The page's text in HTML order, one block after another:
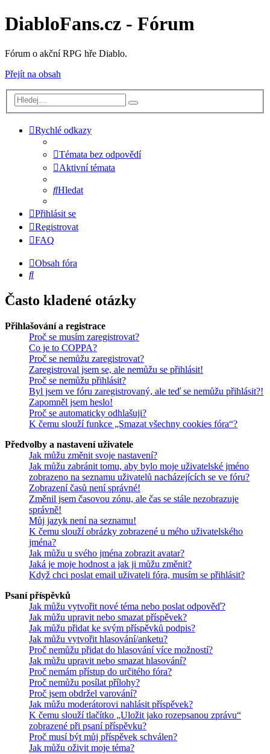
DiabloFans.cz - Fórum
Fórum o akční RPG hře Diablo.
Přejít na obsah
Rychlé odkazy
Témata bez odpovědí
Aktivní témata
Hledat
Přihlásit se
Registrovat
FAQ
Obsah fóra
Hledat
Často kladené otázky
Přihlašování a registrace
Proč se musím zaregistrovat?
Co je to COPPA?
Proč se nemůžu zaregistrovat?
Zaregistroval jsem se, ale nemůžu se přihlásit!
Proč se nemůžu přihlásit?
Byl jsem ve fóru zaregistrovaný, ale teď se nemůžu přihlásit?!
Zapomněl jsem heslo!
Proč se automaticky odhlašuji?
K čemu slouží funkce „Smazat všechny cookies fóra“?
Předvolby a nastavení uživatele
Jak můžu změnit svoje nastavení?
Jak můžu zabránit tomu, aby bylo moje uživatelské jméno
zobrazeno na seznamu uživatelů nacházejících se ve fóru?
Zobrazení časů není správné!
Změnil jsem časovou zónu, ale čas se stále nezobrazuje
správně!
Můj jazyk není na seznamu!
K čemu slouží obrázky zobrazené u mého uživatelského
jména?
Jak můžu u svého jména zobrazit avatar?
Jaká je moje hodnost a jak ji můžu změnit?
Když chci poslat email uživateli fóra, musím se přihlásit?
Psaní příspěvků
Jak můžu vytvořit nové téma nebo poslat odpověď?
Jak můžu upravit nebo smazat příspěvek?
Jak můžu přidat ke svým příspěvků podpis?
Jak můžu vytvořit hlasování/anketu?
Proč nemůžu přidat do hlasování více možností?
Jak můžu upravit nebo smazat hlasování?
Proč nemám přístup do určitého fóra?
Proč nemůžu posílat přílohy?
Proč jsem obdržel varování?
Jak můžu moderátorovi nahlásit příspěvek?
K čemu slouží tlačítko „Uložit jako rozepsanou zprávu“
zobrazené při psaní příspěvku?
Proč musí být můj příspěvek schválen?
Jak můžu oživit moje téma?